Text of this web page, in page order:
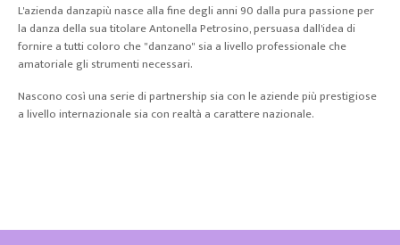
L'azienda danzapiù nasce alla fine degli anni 90 dalla pura passione per
la danza della sua titolare Antonella Petrosino, persuasa dall'idea di
fornire a tutti coloro che "danzano" sia a livello professionale che
amatoriale gli strumenti necessari.
Nascono così una serie di partnership sia con le aziende più prestigiose
a livello internazionale sia con realtà a carattere nazionale.